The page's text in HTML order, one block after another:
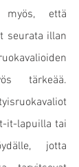
myös, että
seurata illan
tärkeää.
it-lapuilla tai
jotta